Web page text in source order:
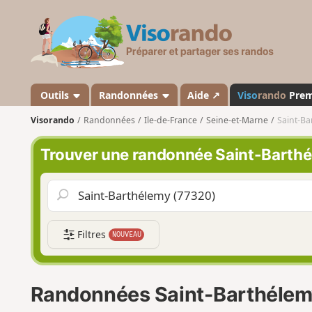
s
a
n
d
o
Outils Randonnées Aide ↗ Visorando
Visorando Randonnées Ile-de-France Seine-et-Marne Saint-
Trouver une randonnée Saint-
Filtres NOUVEAU
Randonnées Saint-